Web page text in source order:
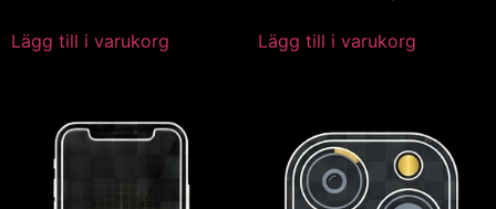
Lägg till i varukorg Lägg till i varukorg